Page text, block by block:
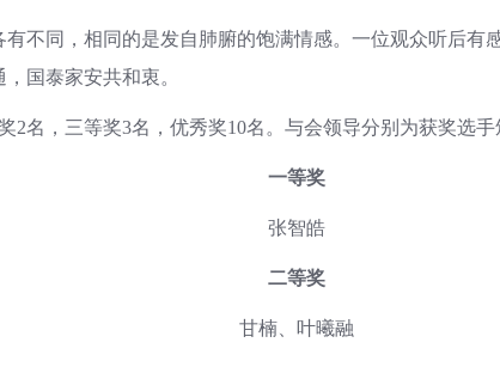
同，相同的是发自肺腑的饱满情感。一位观众听后有
国泰家安共和衷。
，三等奖3名，优秀奖10名。与会领导分别为获奖选手
一等奖
张智皓
二等奖
甘楠、叶曦融